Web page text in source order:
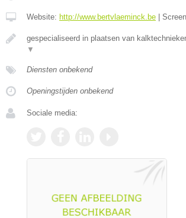
Website: http://www.bertvlaeminck.be
gespecialiseerd in plaatsen van
▼
Diensten onbekend
Openingstijden onbekend
Sociale media: